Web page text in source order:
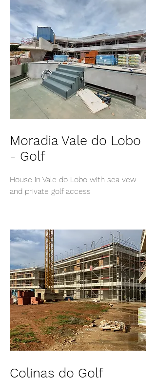
Moradia Vale do Lobo
- Golf
House in Vale do Lobo with sea vew
and private golf access
Colinas do Golf